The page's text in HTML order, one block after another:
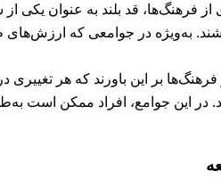
از فرهنگ‌ها، قد بلند به عنوان
به‌ویژه در جوامعی که
بر این باورند که هر
در این جوامع، افراد ممکن است